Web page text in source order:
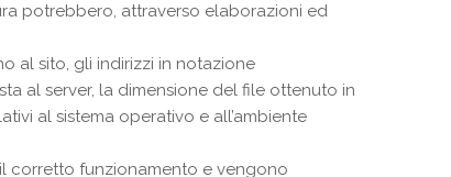
potrebbero, attraverso elaborazioni ed
al sito, gli indirizzi in notazione
al server, la dimensione del file ottenuto in
al sistema operativo e all’ambiente
corretto funzionamento e vengono